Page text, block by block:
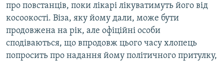
про повстанців, поки лікарі лікуватимуть його від
косоокості. Віза, яку йому дали, може бути
продовжена на рік, але офіційні особи
сподіваються, що впродовж цього часу хлопець
попросить про надання йому політичного притулку,